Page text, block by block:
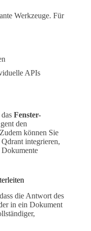
Werkzeuge. Für
APIs
Fenster-
den
können Sie
integrieren,
die Antwort des
in ein Dokument